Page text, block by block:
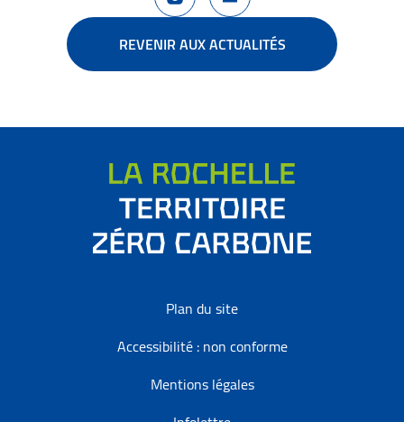
REVENIR AUX ACTUALITÉS
Plan du site
Accessibilité : non conforme
Mentions légales